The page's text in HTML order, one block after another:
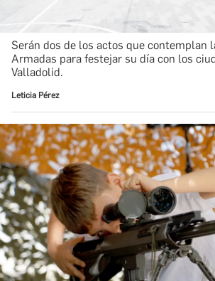
Serán dos de los actos que contemplan
Armadas para festejar su día con los
Valladolid.
Leticia Pérez